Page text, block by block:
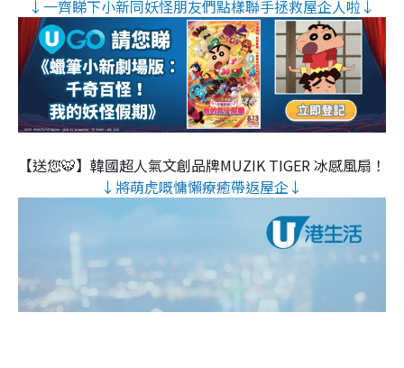
↓一齊睇下小新同妖怪朋友們點樣聯手拯救屋企人啦↓
【送您🐯】韓國超人氣文創品牌MUZIK TIGER 冰感風扇！
↓將萌虎嘅慵懶療癒帶返屋企↓